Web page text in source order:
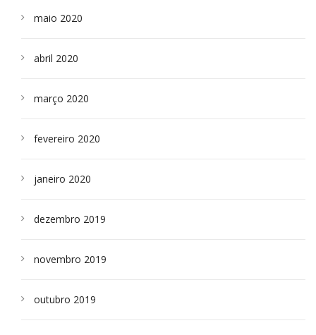
maio 2020
abril 2020
março 2020
fevereiro 2020
janeiro 2020
dezembro 2019
novembro 2019
outubro 2019